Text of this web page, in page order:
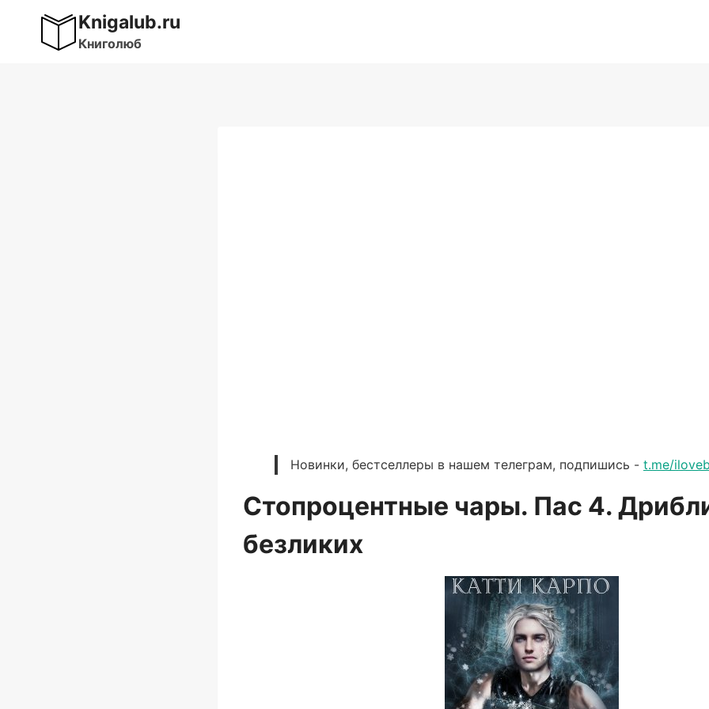
содержимому
Knigalub.ru
Книголюб
Новинки, бестселлеры в нашем телеграм, подпишись - t.me/
Стопроцентные чары. Пас 4.
безликих